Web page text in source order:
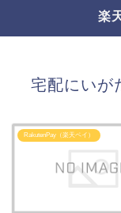
楽
宅配にいが
RakutenPay（楽天ペイ）